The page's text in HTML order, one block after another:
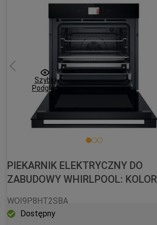
Szybki
Podgląd
PIEKARNIK ELEKTRYCZNY DO
ZABUDOWY WHIRLPOOL: KOLOR
WOI9P8HT2SBA
WOI9P8HT2SBA
Dostępny